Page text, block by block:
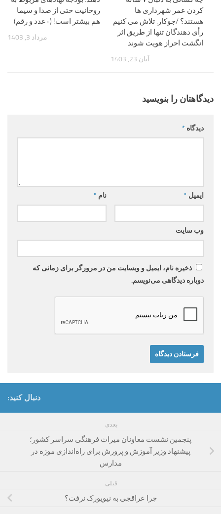
روحانیت حتی از صدا و سیما
هم بیشتر است! (+عدد و رقم)
مرداد 3, 1403
کردن عمر شهرداری ها
هستند؟ /جوکار: تلاش می کنیم
رأی دهندگان تنها از طریق اثر
انگشت احراز هویت شوند
آبان 23, 1403
دیدگاهتان را بنویسید
دیدگاه *
نام * ایمیل *
وب‌ سایت
ذخیره نام، ایمیل و وبسایت من در مرورگر برای زمانی که
دوباره دیدگاهی می‌نویسم.
دنبال کنید:
بعدی
پنجمین نشست معاونان میراث فرهنگی سراسر کشور؛
پیشنهاد وزیر آموزش و پرورش برای راه‌اندازی موزه در
مدارس
قبلی
چرا عراقچی به نیویورک نرفت؟